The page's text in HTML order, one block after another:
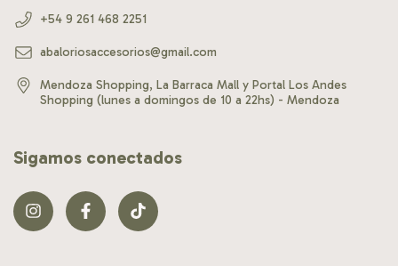
+54 9 261 468 2251
abaloriosaccesorios@gmail.com
Mendoza Shopping, La Barraca Mall y Portal Los Andes
Shopping (lunes a domingos de 10 a 22hs) - Mendoza
Sigamos conectados